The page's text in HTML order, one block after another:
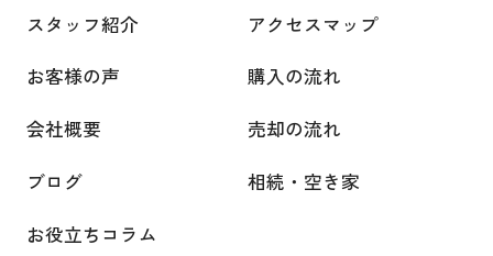
スタッフ紹介
アクセスマップ
お客様の声
購入の流れ
会社概要
売却の流れ
ブログ
相続・空き家
お役立ちコラム